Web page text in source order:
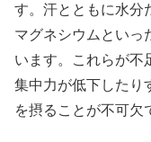
す。汗とともに水分
マグネシウムといっ
います。これらが不
集中力が低下したり
を摂ることが不可欠